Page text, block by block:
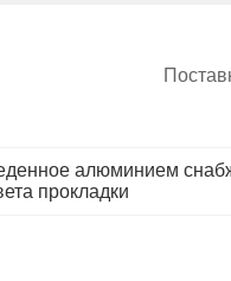
алюминием
прокладки